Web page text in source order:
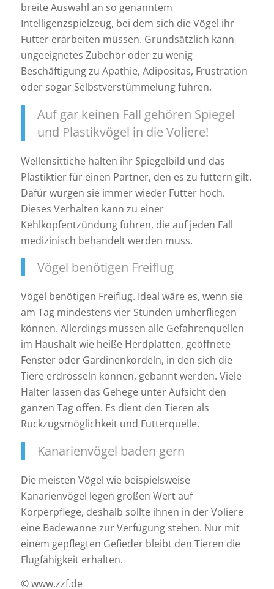
breite Auswahl an so genanntem
Intelligenzspielzeug, bei dem sich die Vögel ihr
Futter erarbeiten müssen. Grundsätzlich kann
ungeeignetes Zubehör oder zu wenig
Beschäftigung zu Apathie, Adipositas, Frustration
oder sogar Selbstverstümmelung führen.
Auf gar keinen Fall gehören Spiegel
und Plastikvögel in die Voliere!
Wellensittiche halten ihr Spiegelbild und das
Plastiktier für einen Partner, den es zu füttern gilt.
Dafür würgen sie immer wieder Futter hoch.
Dieses Verhalten kann zu einer
Kehlkopfentzündung führen, die auf jeden Fall
medizinisch behandelt werden muss.
Vögel benötigen Freiflug
Vögel benötigen Freiflug. Ideal wäre es, wenn sie
am Tag mindestens vier Stunden umherfliegen
können. Allerdings müssen alle Gefahrenquellen
im Haushalt wie heiße Herdplatten, geöffnete
Fenster oder Gardinenkordeln, in den sich die
Tiere erdrosseln können, gebannt werden. Viele
Halter lassen das Gehege unter Aufsicht den
ganzen Tag offen. Es dient den Tieren als
Rückzugsmöglichkeit und Futterquelle.
Kanarienvögel baden gern
Die meisten Vögel wie beispielsweise
Kanarienvögel legen großen Wert auf
Körperpflege, deshalb sollte ihnen in der Voliere
eine Badewanne zur Verfügung stehen. Nur mit
einem gepflegten Gefieder bleibt den Tieren die
Flugfähigkeit erhalten.
© www.zzf.de